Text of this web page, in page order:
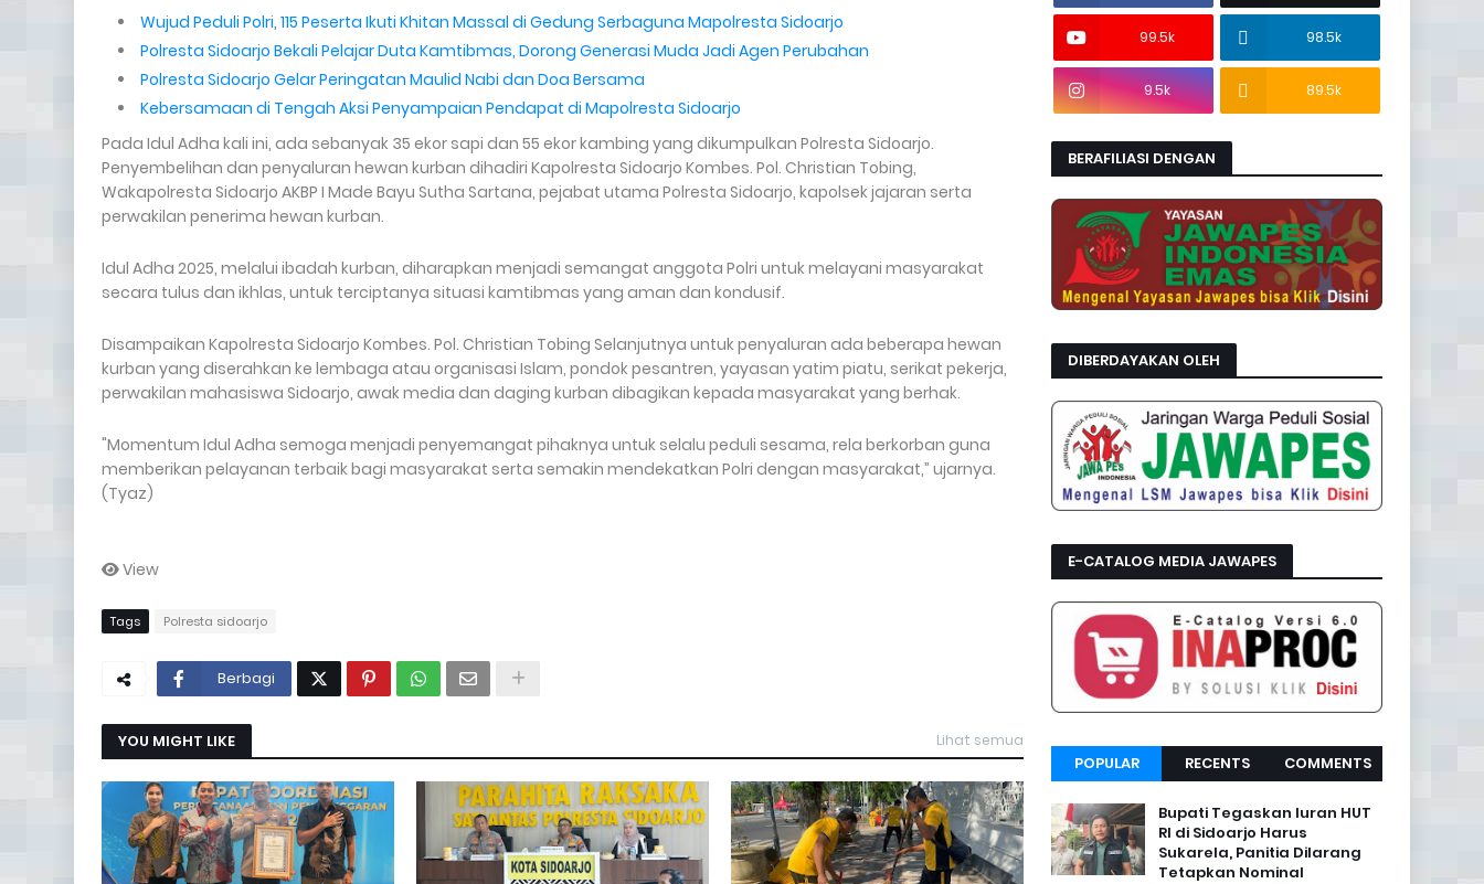
Wujud Peduli Polri, 115 Peserta Ikuti Khitan Massal di Gedung Serbaguna Mapolresta Sidoarjo
Polresta Sidoarjo Bekali Pelajar Duta Kamtibmas, Dorong Generasi Muda Jadi Agen Perubahan
Polresta Sidoarjo Gelar Peringatan Maulid Nabi dan Doa Bersama
Kebersamaan di Tengah Aksi Penyampaian Pendapat di Mapolresta Sidoarjo
Pada Idul Adha kali ini, ada sebanyak 35 ekor sapi dan 55 ekor kambing yang dikumpulkan Polresta Sidoarjo.
Penyembelihan dan penyaluran hewan kurban dihadiri Kapolresta Sidoarjo Kombes. Pol. Christian Tobing,
Wakapolresta Sidoarjo AKBP I Made Bayu Sutha Sartana, pejabat utama Polresta Sidoarjo, kapolsek jajaran serta
perwakilan penerima hewan kurban.
Idul Adha 2025, melalui ibadah kurban, diharapkan menjadi semangat anggota Polri untuk melayani masyarakat
secara tulus dan ikhlas, untuk terciptanya situasi kamtibmas yang aman dan kondusif.
Disampaikan Kapolresta Sidoarjo Kombes. Pol. Christian Tobing Selanjutnya untuk penyaluran ada beberapa hewan
kurban yang diserahkan ke lembaga atau organisasi Islam, pondok pesantren, yayasan yatim piatu, serikat pekerja,
perwakilan mahasiswa Sidoarjo, awak media dan daging kurban dibagikan kepada masyarakat yang berhak.
"Momentum Idul Adha semoga menjadi penyemangat pihaknya untuk selalu peduli sesama, rela berkorban guna
memberikan pelayanan terbaik bagi masyarakat serta semakin mendekatkan Polri dengan masyarakat,” ujarnya.
(Tyaz)
View
Tags Polresta sidoarjo
Berbagi
YOU MIGHT LIKE Lihat semua
99.5k 98.5k
9.5k 89.5k
BERAFILIASI DENGAN
DIBERDAYAKAN OLEH
E-CATALOG MEDIA JAWAPES
POPULAR RECENTS COMMENTS
Bupati Tegaskan Iuran HUT
RI di Sidoarjo Harus
Sukarela, Panitia Dilarang
Tetapkan Nominal